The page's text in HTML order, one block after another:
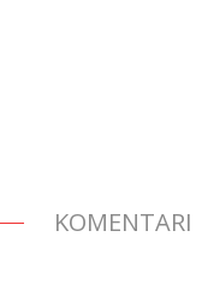
KOMENTARI